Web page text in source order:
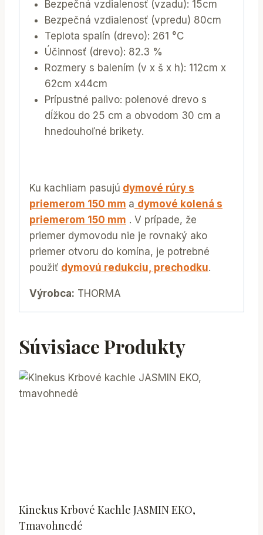
Bezpečná vzdialenosť (vzadu): 15cm
Bezpečná vzdialenosť (vpredu) 80cm
Teplota spalín (drevo): 261 °C
Účinnosť (drevo): 82.3 %
Rozmery s balením (v x š x h): 112cm x
62cm x44cm
Prípustné palivo: polenové drevo s
dĺžkou do 25 cm a obvodom 30 cm a
hnedouhoľné brikety.
Ku kachliam pasujú dymové rúry s
priemerom 150 mm a dymové kolená s
priemerom 150 mm . V prípade, že
priemer dymovodu nie je rovnaký ako
priemer otvoru do komína, je potrebné
použiť dymovú redukciu, prechodku.
Výrobca: THORMA
Súvisiace Produkty
Kinekus Krbové Kachle JASMIN EKO,
Tmavohnedé